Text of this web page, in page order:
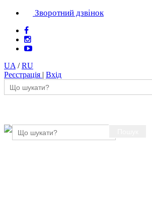
Зворотний дзвінок
UA /RU
Реєстрація | Вхід